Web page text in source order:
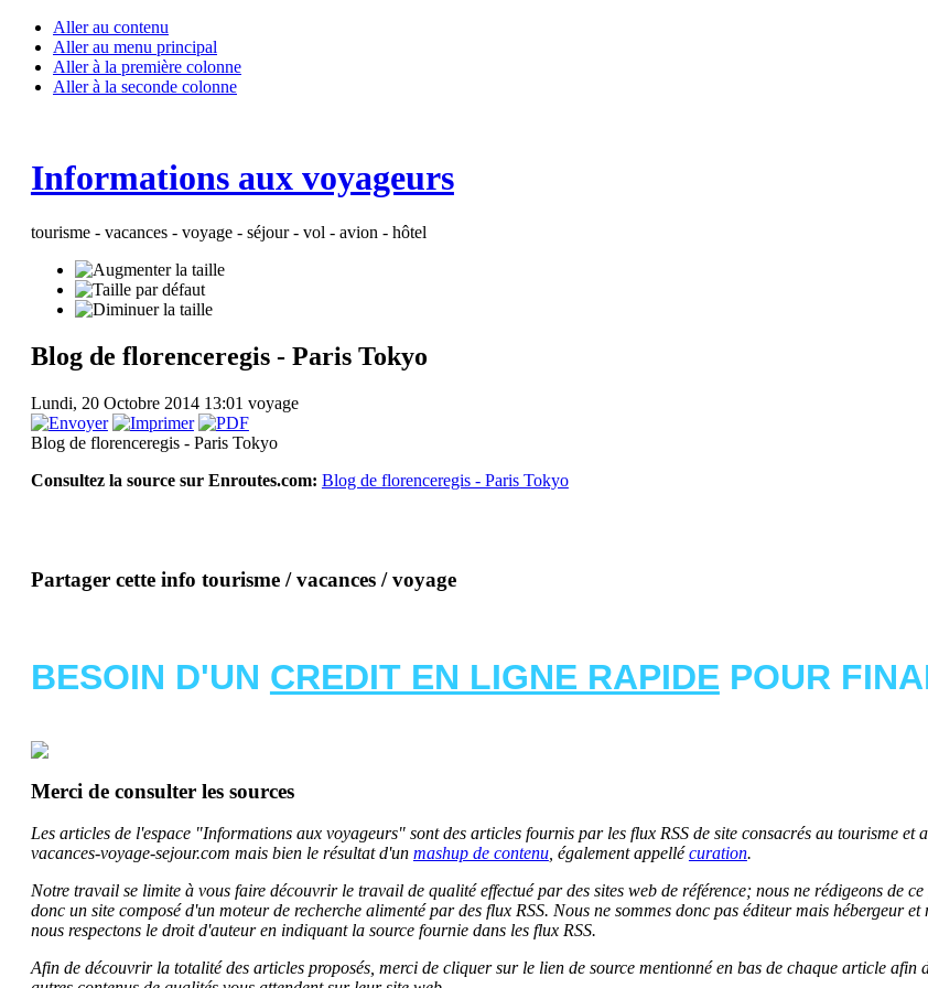
Aller au contenu
Aller au menu principal
Aller à la première colonne
Aller à la seconde colonne
Informations aux voyageurs
tourisme - vacances - voyage - séjour - vol - avion - hôtel
Blog de florenceregis - Paris Tokyo
Lundi, 20 Octobre 2014 13:01 voyage
Blog de florenceregis - Paris Tokyo
Consultez la source sur Enroutes.com: Blog de florenceregis - Paris Tokyo
Partager cette info tourisme / vacances / voyage
BESOIN D'UN CREDIT EN LIGNE RAPIDE POUR
Merci de consulter les sources
Les articles de l'espace "Informations aux voyageurs" sont des articles fournis par les flux RSS de site consacrés au tourisme
vacances-voyage-sejour.com mais bien le résultat d'un mashup de contenu, également appellécuration.
Notre travail se limite à vous faire découvrir le travail de qualité effectué par des sites web de référence; nous ne rédigeons de
donc un site composé d'un moteur de recherche alimenté par des flux RSS. Nous ne sommes donc pas éditeur mais hébergeur
nous respectons le droit d'auteur en indiquant la source fournie dans les flux RSS.
Afin de découvrir la totalité des articles proposés, merci de cliquer sur le lien de source mentionné en bas de chaque article